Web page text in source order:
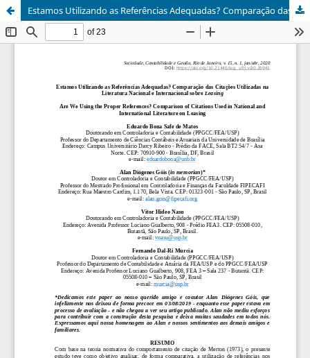
Estamos Utilizando as Referências Adequadas? Comparação das Citações Utilizadas na Literatura Nacional e Internacional sobre Leasing